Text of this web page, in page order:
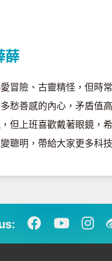
薛
冒險、古靈精怪，但時
愁善感的內心，矛盾值
但上班喜歡戴著眼鏡，
聰明，帶給大家更多科